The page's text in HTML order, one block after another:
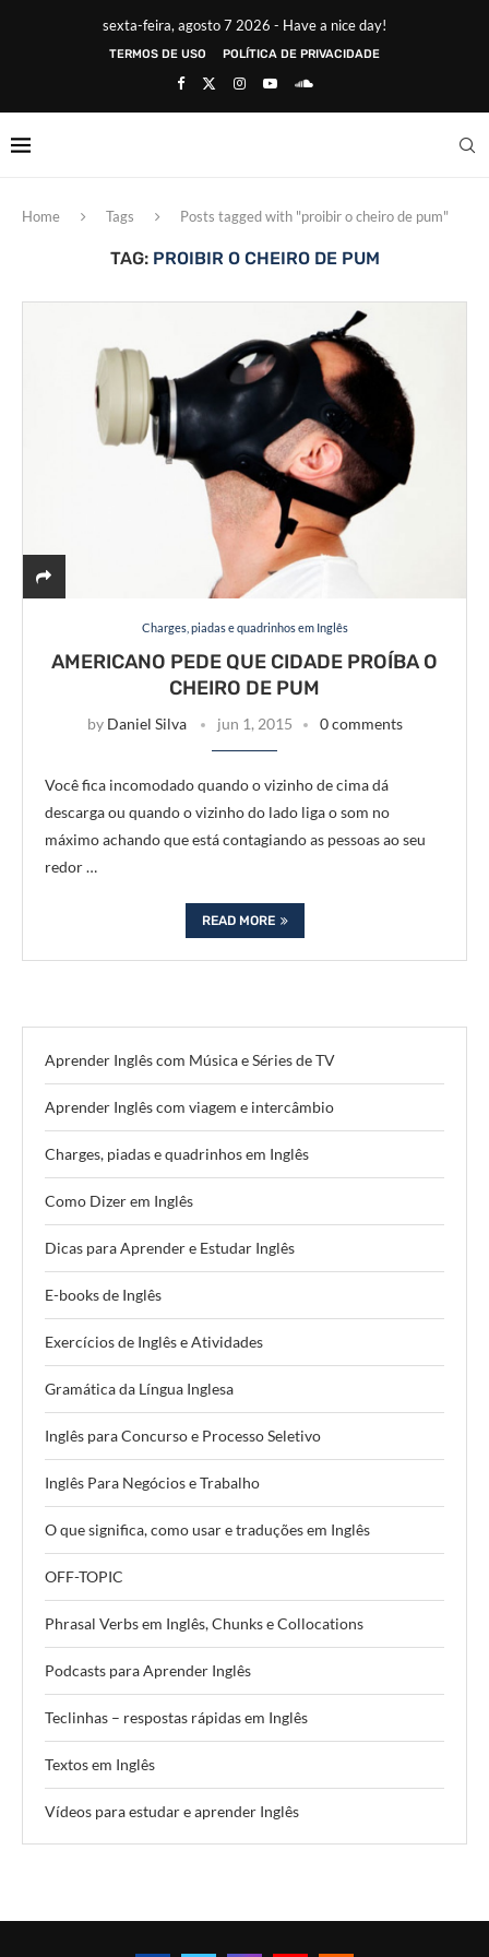
sexta-feira, agosto 7 2026 - Have a nice day!
TERMOS DE USO POLÍTICA DE PRIVACIDADE
Home Tags Posts tagged with "proibir o cheiro de pum"
TAG: PROIBIR O CHEIRO DE PUM
Charges, piadas e quadrinhos em Inglês
AMERICANO PEDE QUE CIDADE PROÍBA O
CHEIRO DE PUM
by Daniel Silva jun 1, 2015 0 comments
Você fica incomodado quando o vizinho de cima dá
descarga ou quando o vizinho do lado liga o som no
máximo achando que está contagiando as pessoas ao seu
redor …
READ MORE
Aprender Inglês com Música e Séries de TV
Aprender Inglês com viagem e intercâmbio
Charges, piadas e quadrinhos em Inglês
Como Dizer em Inglês
Dicas para Aprender e Estudar Inglês
E-books de Inglês
Exercícios de Inglês e Atividades
Gramática da Língua Inglesa
Inglês para Concurso e Processo Seletivo
Inglês Para Negócios e Trabalho
O que significa, como usar e traduções em Inglês
OFF-TOPIC
Phrasal Verbs em Inglês, Chunks e Collocations
Podcasts para Aprender Inglês
Teclinhas – respostas rápidas em Inglês
Textos em Inglês
Vídeos para estudar e aprender Inglês